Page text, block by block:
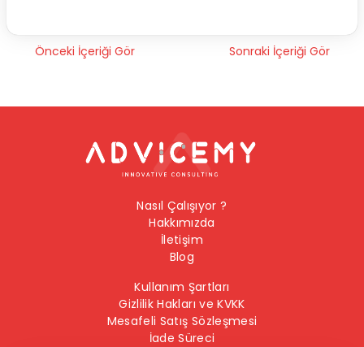
Önceki İçeriği Gör Sonraki İçeriği Gör
Nasıl Çalışıyor ?
Hakkımızda
İletişim
Blog
Kullanım Şartları
Gizlilik Hakları ve KVKK
Mesafeli Satış Sözleşmesi
İade Süreci